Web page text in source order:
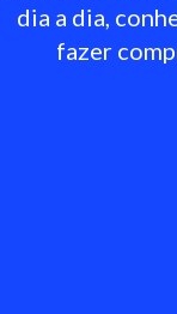
dia a dia,
fazer